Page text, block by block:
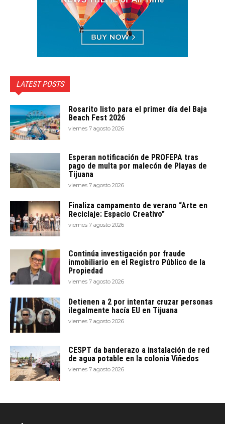
LATEST POSTS
Rosarito listo para el primer día del Baja
Beach Fest 2026
viernes 7 agosto 2026
Esperan notificación de PROFEPA tras
pago de multa por malecón de Playas de
Tijuana
viernes 7 agosto 2026
Finaliza campamento de verano “Arte en
Reciclaje: Espacio Creativo”
viernes 7 agosto 2026
Continúa investigación por fraude
inmobiliario en el Registro Público de la
Propiedad
viernes 7 agosto 2026
Detienen a 2 por intentar cruzar personas
ilegalmente hacía EU en Tijuana
viernes 7 agosto 2026
CESPT da banderazo a instalación de red
de agua potable en la colonia Viñedos
viernes 7 agosto 2026